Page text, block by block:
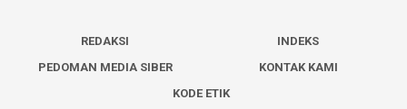
REDAKSI
INDEKS
PEDOMAN MEDIA SIBER
KONTAK KAMI
KODE ETIK